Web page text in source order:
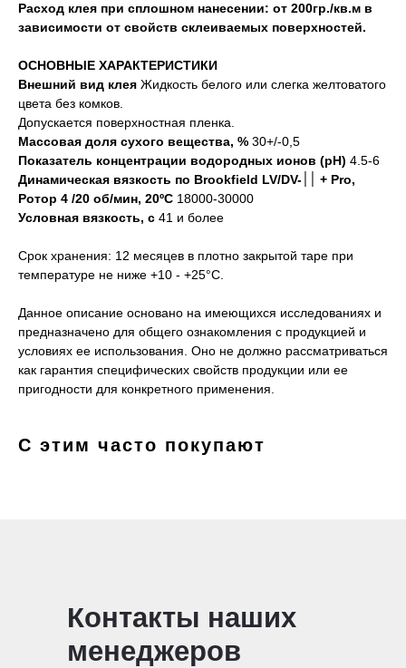
Расход клея при сплошном нанесении: от 200гр./кв.м в
зависимости от свойств склеиваемых поверхностей.
ОСНОВНЫЕ ХАРАКТЕРИСТИКИ
Внешний вид клея Жидкость белого или слегка желтоватого
цвета без комков.
Допускается поверхностная пленка.
Массовая доля сухого вещества, % 30+/-0,5
Показатель концентрации водородных ионов (рН) 4.5-6
Динамическая вязкость по Brookfield LV/DV-׀׀ + Pro,
Ротор 4 /20 об/мин, 20ºC 18000-30000
Условная вязкость, с 41 и более
Срок хранения: 12 месяцев в плотно закрытой таре при
температуре не ниже +10 - +25°С.
Данное описание основано на имеющихся исследованиях и
предназначено для общего ознакомления с продукцией и
условиях ее использования. Оно не должно рассматриваться
как гарантия специфических свойств продукции или ее
пригодности для конкретного применения.
С этим часто покупают
Контакты наших
менеджеров